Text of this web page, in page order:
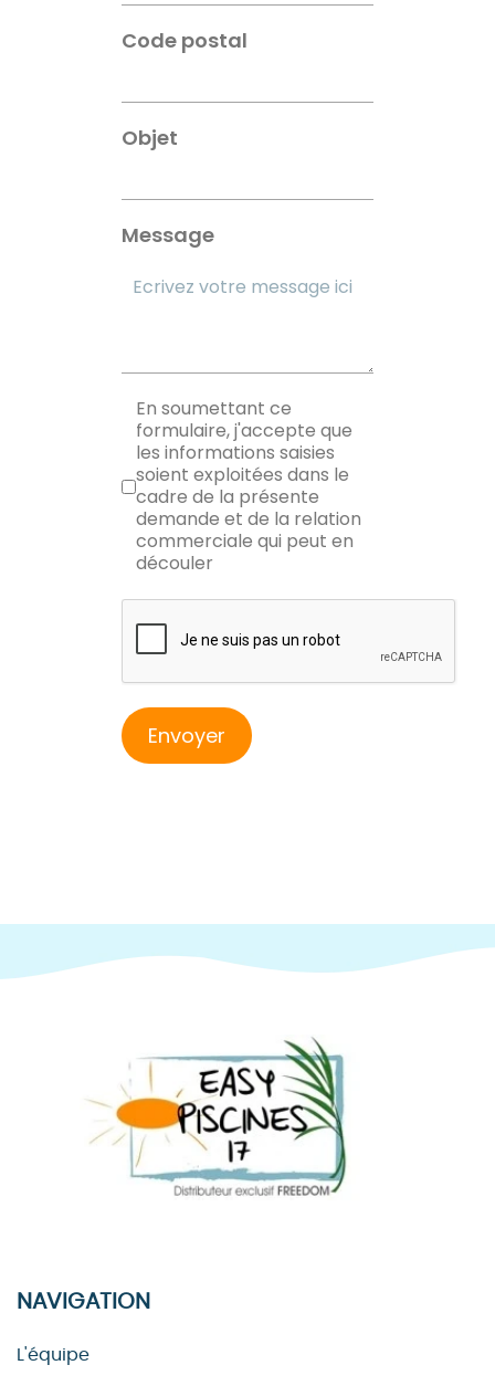
Code postal
Objet
Message
RGPD
En soumettant ce
formulaire, j'accepte que
les informations saisies
soient exploitées dans le
cadre de la présente
demande et de la relation
commerciale qui peut en
découler
reCAPTCHA
Envoyer
NAVIGATION
L'équipe